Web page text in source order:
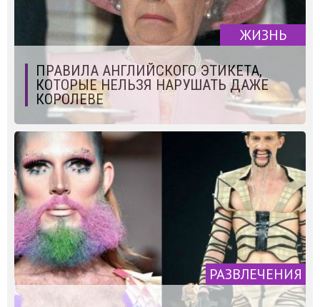
ЖИЗНЬ
ПРАВИЛА АНГЛИЙСКОГО ЭТИКЕТА,
КОТОРЫЕ НЕЛЬЗЯ НАРУШАТЬ ДАЖЕ
КОРОЛЕВЕ
РАЗВЛЕЧЕНИЯ